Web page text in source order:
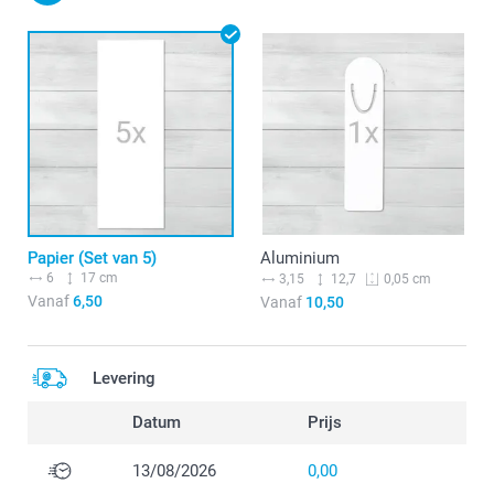
Papier (Set van 5)
6 17 cm
Vanaf6,50
Aluminium
3,15 12,7 0,05 cm
Vanaf10,50
Levering
Datum Prijs
13/08/2026 0,00